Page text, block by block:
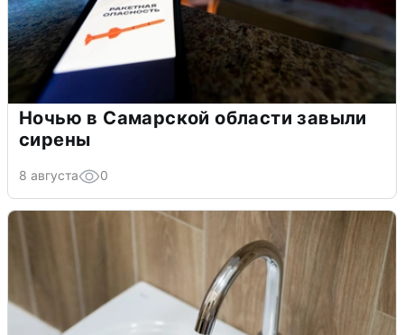
Ночью в Самарской области завыли
сирены
8 августа 0